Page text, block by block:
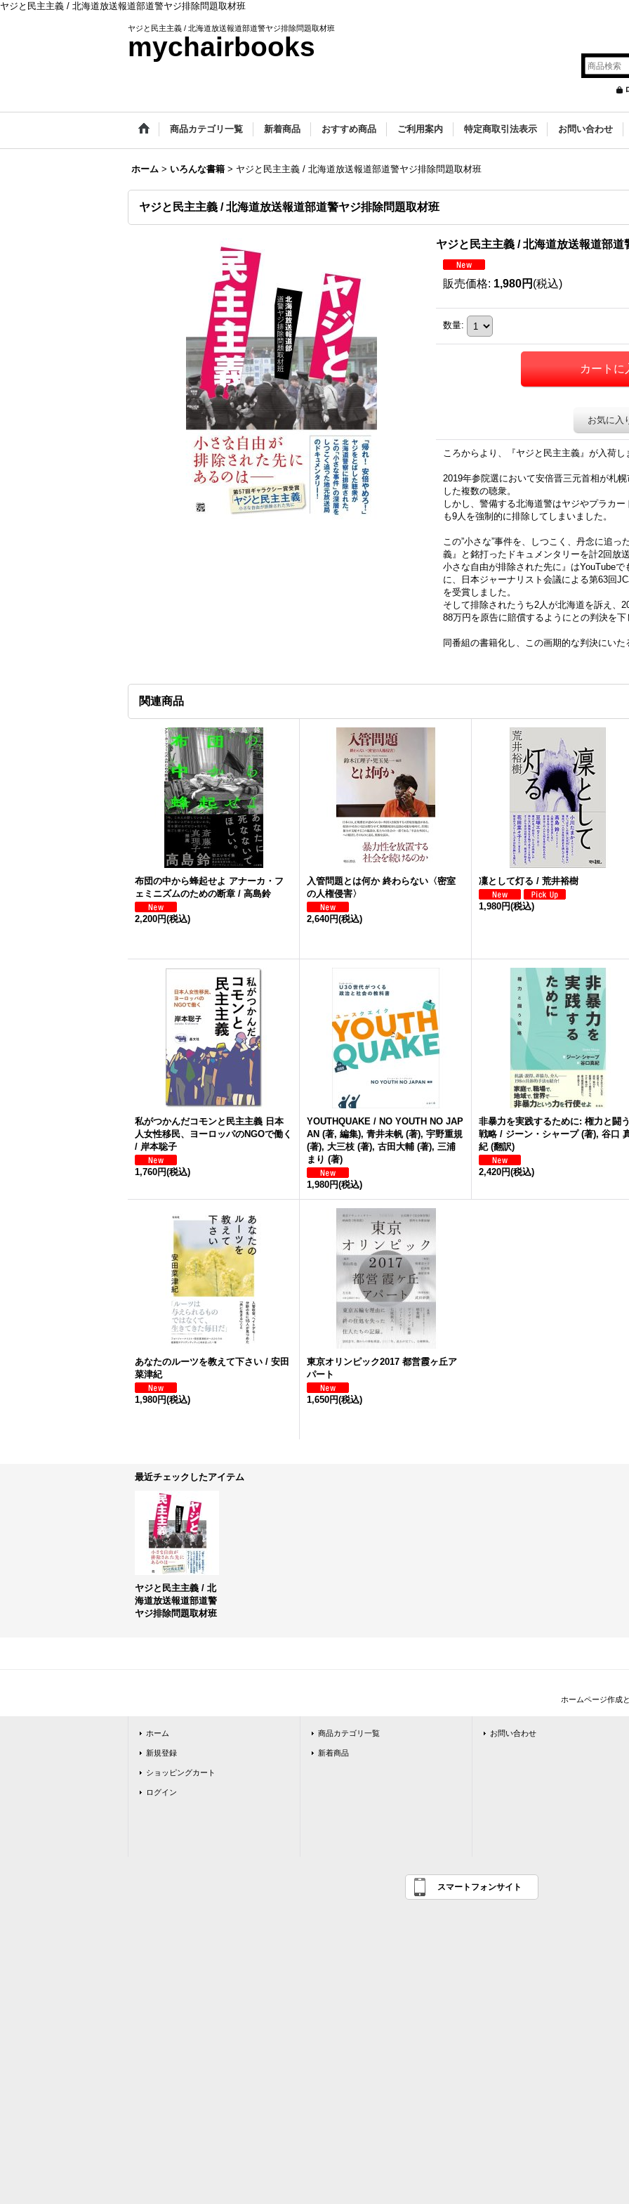
ヤジと民主主義 / 北海道放送報道部道警ヤジ排除問題取材班
ヤジと民主主義 / 北海道放送報道部道警ヤジ排除問題取材班
mychairbooks
商品カテゴリ一覧 新着商品 おすすめ商品 ご利用案内 特定商取引法表示 お問い合わせ
ホーム > いろんな書籍 > ヤジと民主主義 / 北海道放送報道部道警ヤジ排除問題取材班
ヤジと民主主義 / 北海道放送報道部道警ヤジ排除問題取材班
ヤジと民主主義 / 北海道放送報道部
販売価格: 1,980円 (税込)
数量:
お気に入
ころからより、『ヤジと民主主義』が入荷し
2019年参院選において安倍晋三元首相が札
した複数の聴衆。
しかし、警備する北海道警はヤジやプラカ
も9人を強制的に排除してしまいました。
この”小さな”事件を、しつこく、丹念に追
義』と銘打ったドキュメンタリーを計2回放
小さな自由が排除された先に』はYouTube
に、日本ジャーナリスト会議による第63回
を受賞しました。
そして排除されたうち2人が北海道を訴え、
88万円を原告に賠償するようにとの判決を
同番組の書籍化し、この画期的な判決にい
関連商品
布団の中から蜂起せよ アナーカ・フ
ェミニズムのための断章 / 高島鈴
2,200円(税込)
入管問題とは何か 終わらない〈密室
の人権侵害〉
2,640円(税込)
凜として灯る / 荒井裕樹
1,980円(税込)
私がつかんだコモンと民主主義 日本
人女性移民、ヨーロッパのNGOで働く
/ 岸本聡子
1,760円(税込)
YOUTHQUAKE / NO YOUTH NO JAP
AN (著, 編集), 青井未帆 (著), 宇野重規
(著), 大三枝 (著), 古田大輔 (著), 三浦
まり (著)
1,980円(税込)
非暴力を実践するために: 権力と闘
戦略 / ジーン・シャープ (著), 谷口
紀 (翻訳)
2,420円(税込)
あなたのルーツを教えて下さい / 安田
菜津紀
1,980円(税込)
東京オリンピック2017 都営霞ヶ丘ア
パート
1,650円(税込)
最近チェックしたアイテム
ヤジと民主主義 / 北
海道放送報道部道警
ヤジ排除問題取材班
ホームページ作成
ホーム
新規登録
ショッピングカート
ログイン
商品カテゴリ一覧
新着商品
お問い合わせ
スマートフォンサイト